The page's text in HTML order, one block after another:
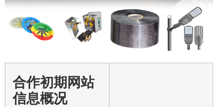
合作初期网站
信息概况